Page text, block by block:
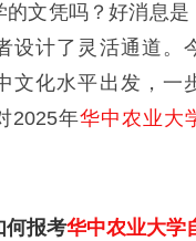
的文凭吗？好消息是
设计了灵活通道。
文化水平出发，一
2025年华中农业大
何报考华中农业大学